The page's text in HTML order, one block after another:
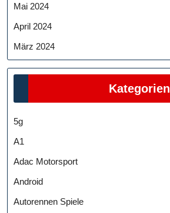
Mai 2024
April 2024
März 2024
Kategorien
5g
A1
Adac Motorsport
Android
Autorennen Spiele